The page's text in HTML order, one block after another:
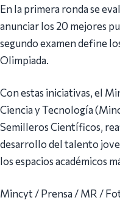
En la primera ronda se
anunciar los 20 mejores
segundo examen define
Olimpiada.
Con estas iniciativas, el
Ciencia y Tecnología
Semilleros Científicos,
desarrollo del talento
los espacios académicos
Mincyt / Prensa / MR /